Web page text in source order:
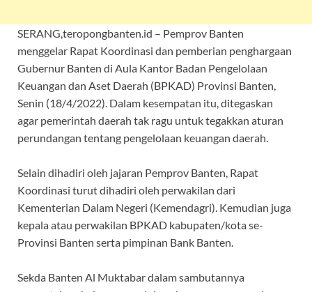
SERANG,teropongbanten.id – Pemprov Banten
menggelar Rapat Koordinasi dan pemberian penghargaan
Gubernur Banten di Aula Kantor Badan Pengelolaan
Keuangan dan Aset Daerah (BPKAD) Provinsi Banten,
Senin (18/4/2022). Dalam kesempatan itu, ditegaskan
agar pemerintah daerah tak ragu untuk tegakkan aturan
perundangan tentang pengelolaan keuangan daerah.
Selain dihadiri oleh jajaran Pemprov Banten, Rapat
Koordinasi turut dihadiri oleh perwakilan dari
Kementerian Dalam Negeri (Kemendagri). Kemudian juga
kepala atau perwakilan BPKAD kabupaten/kota se-
Provinsi Banten serta pimpinan Bank Banten.
Sekda Banten Al Muktabar dalam sambutannya